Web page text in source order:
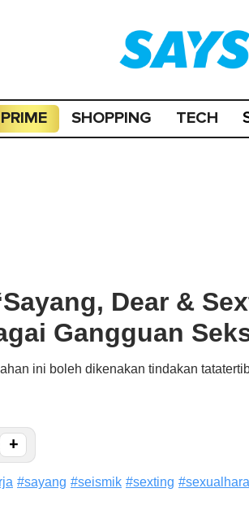
PRIME SHOPPING TECH
Dear &
Gangguan
ini boleh dikenakan tindakan
+
#sayang #seismik #sexting #